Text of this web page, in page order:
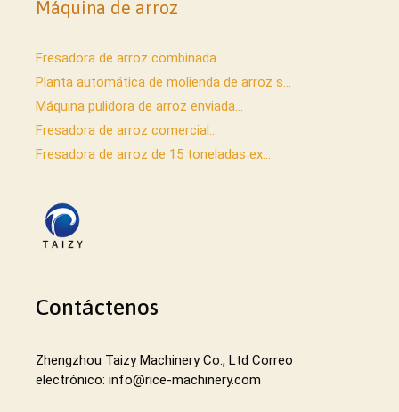
Máquina de arroz
Fresadora de arroz combinada...
Planta automática de molienda de arroz s...
Máquina pulidora de arroz enviada...
Fresadora de arroz comercial...
Fresadora de arroz de 15 toneladas ex...
Contáctenos
Zhengzhou Taizy Machinery Co., Ltd Correo
electrónico: info@rice-machinery.com